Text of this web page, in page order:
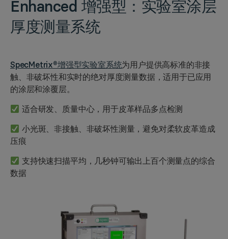
Enhanced 增强型： 实验室涂层
厚度测量系统
SpecMetrix®增强型实验室系统为用户提供高标准的非接
触、非破坏性和实时的绝对厚度测量数据，适用于已应用
的涂层和涂覆层。
适合研发、质量中心，用于皮革样品多点检测
小光斑、非接触、非破坏性测量，避免对柔软皮革造成
压痕
支持快速扫描平均，几秒钟可输出上百个测量点的综合
数据